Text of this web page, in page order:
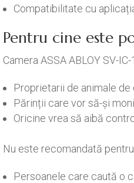
Compatibilitate cu
Pentru cine este
Camera ASSA ABLOY SV-
Proprietarii de animale
Părinții care vor să-și
Oricine vrea să aibă
Nu este recomandată
Persoanele care caută o